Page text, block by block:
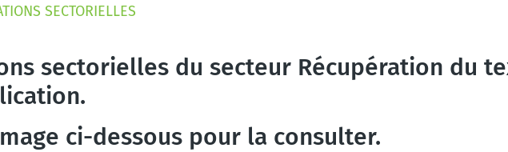
SECTORIELLES
sectorielles du secteur Récupération du
ci-dessous pour la consulter.